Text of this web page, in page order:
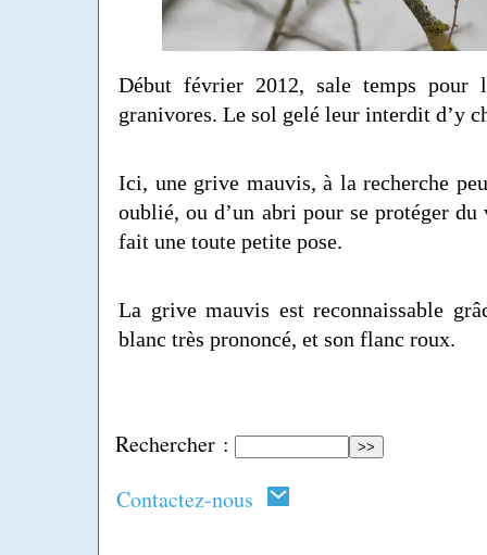
Rechercher :
Contactez-nous
Début février 2012, sale temps pour
granivores. Le sol gelé leur interdit d’y
Ici, une grive mauvis, à la recherche
oublié, ou d’un abri pour se protéger
fait une toute petite pose.
La grive mauvis est reconnaissable
blanc très prononcé, et son flanc roux.